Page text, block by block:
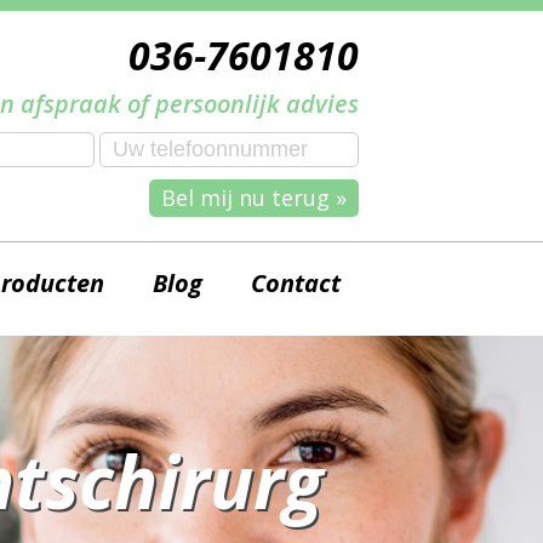
036-7601810
afspraak of persoonlijk advies
Bel mij nu terug »
Blog Contact